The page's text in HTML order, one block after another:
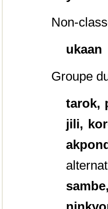
Non-
ukaan
Groupe
tarok,
jili,